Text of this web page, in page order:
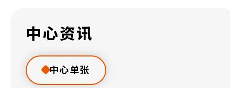
中心资讯
​中心单张